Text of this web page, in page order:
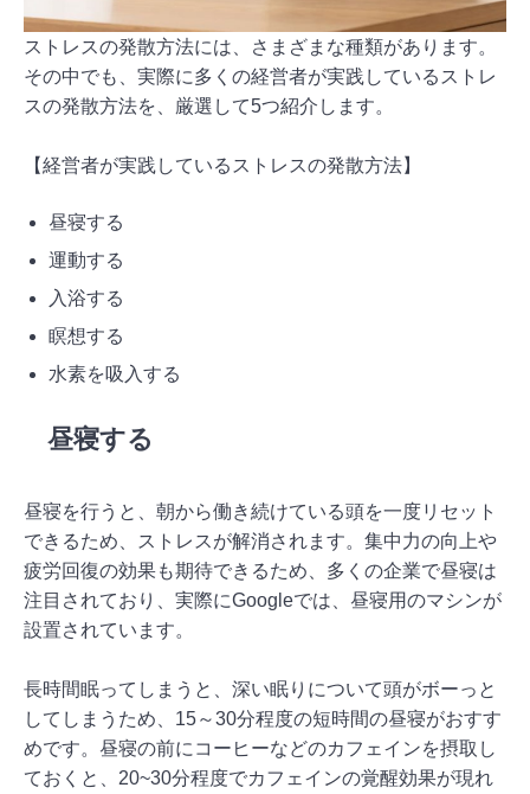
ストレスの発散方法には、さまざまな種類があります。
その中でも、実際に多くの経営者が実践しているストレ
スの発散方法を、厳選して5つ紹介します。
【経営者が実践しているストレスの発散方法】
昼寝する
運動する
入浴する
瞑想する
水素を吸入する
昼寝する
昼寝を行うと、朝から働き続けている頭を一度リセット
できるため、ストレスが解消されます。集中力の向上や
疲労回復の効果も期待できるため、多くの企業で昼寝は
注目されており、実際にGoogleでは、昼寝用のマシンが
設置されています。
長時間眠ってしまうと、深い眠りについて頭がボーっと
してしまうため、15～30分程度の短時間の昼寝がおすす
めです。昼寝の前にコーヒーなどのカフェインを摂取し
ておくと、20~30分程度でカフェインの覚醒効果が現れ